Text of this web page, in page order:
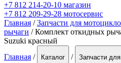
+7 812 214-20-10 магазин
+7 812 209-29-28 мотосервис
Главная /Запчасти для
рычаги / Комплект откидных
Suzuki красный
Главная / Каталог / Запчасти